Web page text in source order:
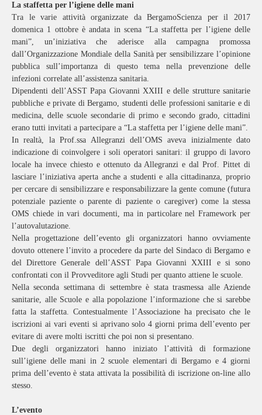
La staffetta per l’igiene delle mani
Tra le varie attività organizzate da BergamoScienza per il 2017
domenica 1 ottobre è andata in scena “La staffetta per l’igiene delle
mani”, un’iniziativa che aderisce alla campagna promossa
dall’Organizzazione Mondiale della Sanità per sensibilizzare l’opinione
pubblica sull’importanza di questo tema nella prevenzione delle
infezioni correlate all’assistenza sanitaria.
Dipendenti dell’ASST Papa Giovanni XXIII e delle strutture sanitarie
pubbliche e private di Bergamo, studenti delle professioni sanitarie e di
medicina, delle scuole secondarie di primo e secondo grado, cittadini
erano tutti invitati a partecipare a “La staffetta per l’igiene delle mani”.
In realtà, la Prof.ssa Allegranzi dell’OMS aveva inizialmente dato
indicazione di coinvolgere i soli operatori sanitari: il gruppo di lavoro
locale ha invece chiesto e ottenuto da Allegranzi e dal Prof. Pittet di
lasciare l’iniziativa aperta anche a studenti e alla cittadinanza, proprio
per cercare di sensibilizzare e responsabilizzare la gente comune (futura
potenziale paziente o parente di paziente o caregiver) come la stessa
OMS chiede in vari documenti, ma in particolare nel Framework per
l’autovalutazione.
Nella progettazione dell’evento gli organizzatori hanno ovviamente
dovuto ottenere l’invito a procedere da parte del Sindaco di Bergamo e
del Direttore Generale dell’ASST Papa Giovanni XXIII e si sono
confrontati con il Provveditore agli Studi per quanto attiene le scuole.
Nella seconda settimana di settembre è stata trasmessa alle Aziende
sanitarie, alle Scuole e alla popolazione l’informazione che si sarebbe
fatta la staffetta. Contestualmente l’Associazione ha precisato che le
iscrizioni ai vari eventi si aprivano solo 4 giorni prima dell’evento per
evitare di avere molti iscritti che poi non si presentano.
Due degli organizzatori hanno iniziato l’attività di formazione
sull’igiene delle mani in 2 scuole elementari di Bergamo e 4 giorni
prima dell’evento è stata attivata la possibilità di iscrizione on-line allo
stesso.
L’evento